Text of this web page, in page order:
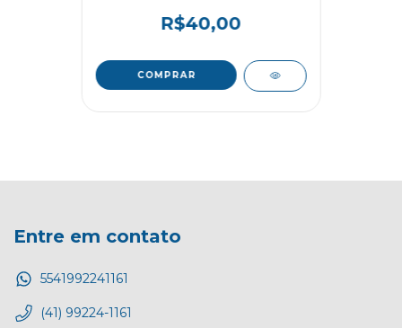
R$40,00
Entre em contato
5541992241161
(41) 99224-1161